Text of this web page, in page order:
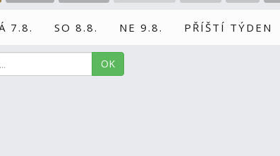
7.8. SO 8.8. NE 9.8. PŘÍŠTÍ TÝDEN
OK